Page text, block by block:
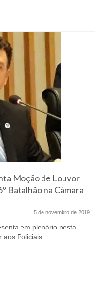
Moção de Louvor
Batalhão na Câmara
5 de novembro de 2019
em plenário nesta
Policiais...